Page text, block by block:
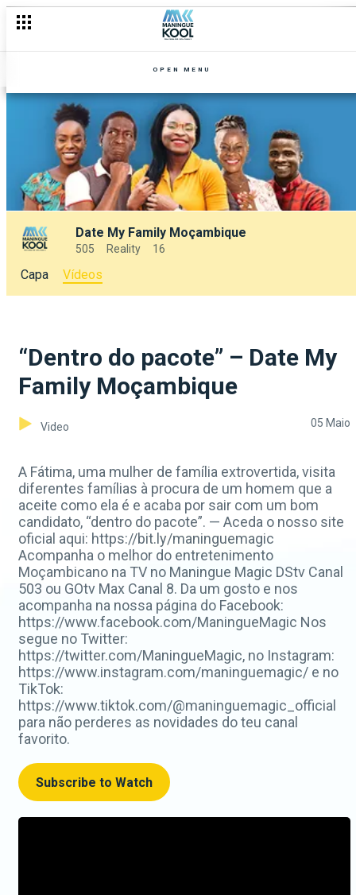
OPEN MENU
Date My Family Moçambique
505 Reality 16
Capa Vídeos
“Dentro do pacote” – Date My
Family Moçambique
Video 05 Maio
A Fátima, uma mulher de família extrovertida, visita
diferentes famílias à procura de um homem que a
aceite como ela é e acaba por sair com um bom
candidato, “dentro do pacote”. — Aceda o nosso site
oficial aqui: https://bit.ly/maninguemagic
Acompanha o melhor do entretenimento
Moçambicano na TV no Maningue Magic DStv Canal
503 ou GOtv Max Canal 8. Da um gosto e nos
acompanha na nossa página do Facebook:
https://www.facebook.com/ManingueMagic Nos
segue no Twitter:
https://twitter.com/ManingueMagic, no Instagram:
https://www.instagram.com/maninguemagic/ e no
TikTok:
https://www.tiktok.com/@maninguemagic_official
para não perderes as novidades do teu canal
favorito.
Subscribe to Watch